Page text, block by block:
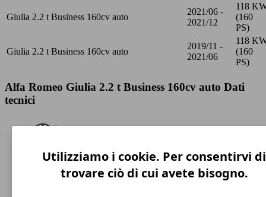
Giulia 2.2 t Business 160cv auto
2021/06 -
2021/12
118
(160
PS)
Giulia 2.2 t Business 160cv auto
2019/11 -
2021/06
118
(160
PS)
Alfa Romeo Giulia 2.2 t Business 160cv auto Dati
tecnici
220 km/h
Utilizziamo i cookie. Per consentirvi di
trovare ciò di cui avete bisogno.